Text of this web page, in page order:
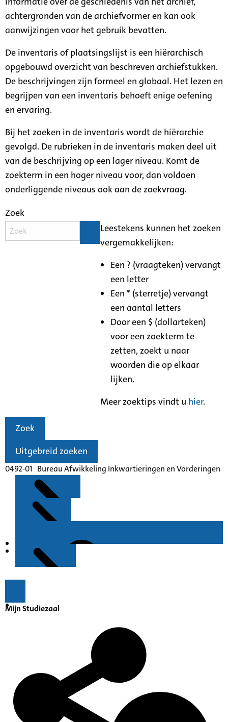
achtergronden van de archiefvormer en kan ook
aanwijzingen voor het gebruik bevatten.
De inventaris of plaatsingslijst is een hiërarchisch
opgebouwd overzicht van beschreven archiefstukken.
De beschrijvingen zijn formeel en globaal. Het lezen en
begrijpen van een inventaris behoeft enige oefening
en ervaring.
Bij het zoeken in de inventaris wordt de hiërarchie
gevolgd. De rubrieken in de inventaris maken deel uit
van de beschrijving op een lager niveau. Komt de
zoekterm in een hoger niveau voor, dan voldoen
onderliggende niveaus ook aan de zoekvraag.
Zoek
Leestekens kunnen het zoeken
vergemakkelijken:
Een ? (vraagteken) vervangt
een letter
Een * (sterretje) vervangt
een aantal letters
Door een $ (dollarteken)
voor een zoekterm te
zetten, zoekt u naar
woorden die op elkaar
lijken.
Meer zoektips vindt u hier.
Zoek
Uitgebreid zoeken
0492-01 Bureau Afwikkeling Inkwartieringen en Vorderingen
Kenmerken
Inleiding
Inventaris
Mijn Studiezaal